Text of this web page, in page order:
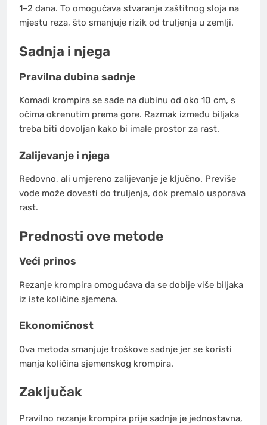
1–2 dana. To omogućava stvaranje zaštitnog sloja na
mjestu reza, što smanjuje rizik od truljenja u zemlji.
Sadnja i njega
Pravilna dubina sadnje
Komadi krompira se sade na dubinu od oko 10 cm, s
očima okrenutim prema gore. Razmak između biljaka
treba biti dovoljan kako bi imale prostor za rast.
Zalijevanje i njega
Redovno, ali umjereno zalijevanje je ključno. Previše
vode može dovesti do truljenja, dok premalo usporava
rast.
Prednosti ove metode
Veći prinos
Rezanje krompira omogućava da se dobije više biljaka
iz iste količine sjemena.
Ekonomičnost
Ova metoda smanjuje troškove sadnje jer se koristi
manja količina sjemenskog krompira.
Zaključak
Pravilno rezanje krompira prije sadnje je jednostavna,